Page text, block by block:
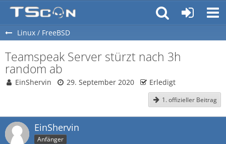
Linux / FreeBSD
Teamspeak Server stürzt nach 3h
random ab
EinShervin 29. September 2020 Erledigt
1. offizieller Beitrag
EinShervin
Anfänger